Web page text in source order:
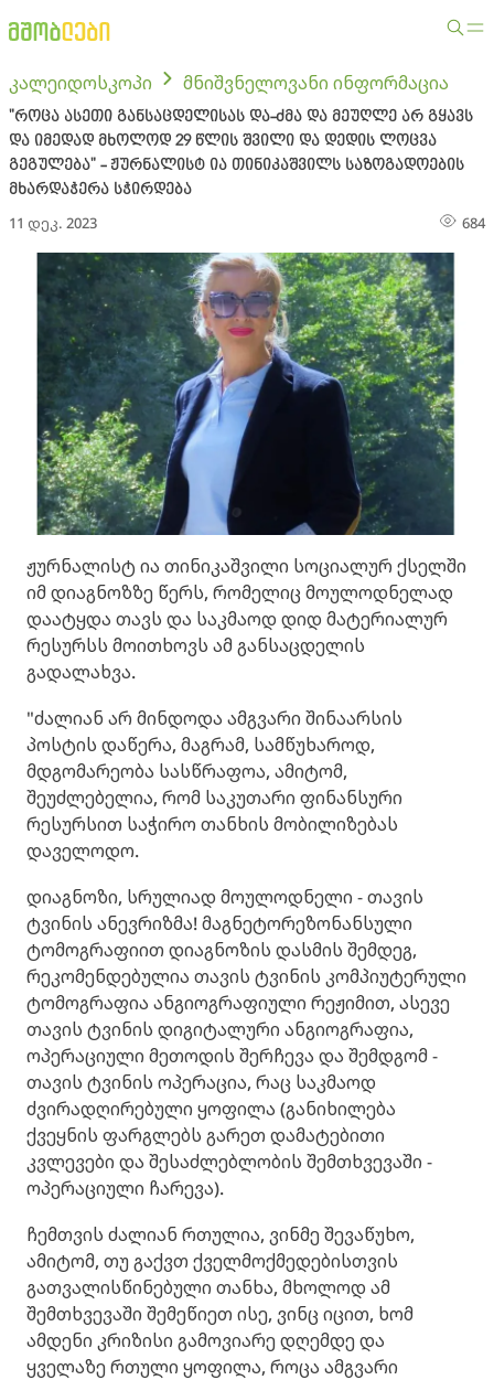
კალეიდოსკოპი მნიშვნელოვანი ინფორმაცია
"როცა ასეთი განსაცდელისას და-ძმა და მეუღლე არ გყავს
და იმედად მხოლოდ 29 წლის შვილი და დედის ლოცვა
გეგულება" - ჟურნალისტ ია თინიკაშვილს საზოგადოების
მხარდაჭერა სჭირდება
11 დეკ. 2023 684
ჟურნალისტ ია თინიკაშვილი სოციალურ ქსელში
იმ დიაგნოზზე წერს, რომელიც მოულოდნელად
დაატყდა თავს და საკმაოდ დიდ მატერიალურ
რესურსს მოითხოვს ამ განსაცდელის
გადალახვა.
"ძალიან არ მინდოდა ამგვარი შინაარსის
პოსტის დაწერა, მაგრამ, სამწუხაროდ,
მდგომარეობა სასწრაფოა, ამიტომ,
შეუძლებელია, რომ საკუთარი ფინანსური
რესურსით საჭირო თანხის მობილიზებას
დაველოდო.
დიაგნოზი, სრულიად მოულოდნელი - თავის
ტვინის ანევრიზმა! მაგნეტორეზონანსული
ტომოგრაფიით დიაგნოზის დასმის შემდეგ,
რეკომენდებულია თავის ტვინის კომპიუტერული
ტომოგრაფია ანგიოგრაფიული რეჟიმით, ასევე
თავის ტვინის დიგიტალური ანგიოგრაფია,
ოპერაციული მეთოდის შერჩევა და შემდგომ -
თავის ტვინის ოპერაცია, რაც საკმაოდ
ძვირადღირებული ყოფილა (განიხილება
ქვეყნის ფარგლებს გარეთ დამატებითი
კვლევები და შესაძლებლობის შემთხვევაში -
ოპერაციული ჩარევა).
ჩემთვის ძალიან რთულია, ვინმე შევაწუხო,
ამიტომ, თუ გაქვთ ქველმოქმედებისთვის
გათვალისწინებული თანხა, მხოლოდ ამ
შემთხვევაში შემეწიეთ ისე, ვინც იცით, ხომ
ამდენი კრიზისი გამოვიარე დღემდე და
ყველაზე რთული ყოფილა, როცა ამგვარი